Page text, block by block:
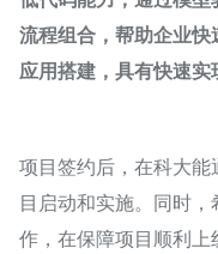
流程组合，帮助企业
应用搭建，具有快速
项目签约后，在科大
目启动和实施。同时
作，在保障项目顺利